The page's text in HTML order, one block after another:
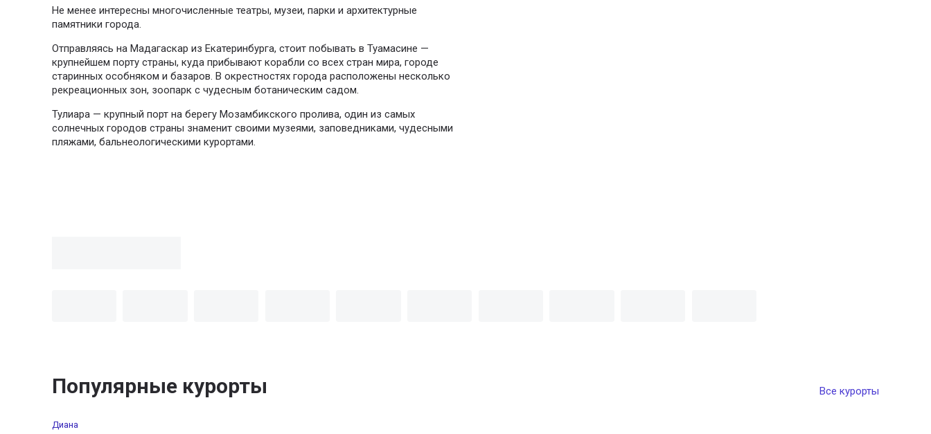
Не менее интересны многочисленные театры, музеи, парки и архитектурные
памятники города.
Отправляясь на Мадагаскар из Екатеринбурга, стоит побывать в Туамасине —
крупнейшем порту страны, куда прибывают корабли со всех стран мира, городе
старинных особняком и базаров. В окрестностях города расположены несколько
рекреационных зон, зоопарк с чудесным ботаническим садом.
Тулиара — крупный порт на берегу Мозамбикского пролива, один из самых
солнечных городов страны знаменит своими музеями, заповедниками, чудесными
пляжами, бальнеологическими курортами.
Популярные курорты Все курорты
Диана